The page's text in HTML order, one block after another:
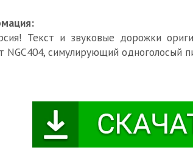
Текст и звуковые дорожки
NGC404, симулирующий одноголосый